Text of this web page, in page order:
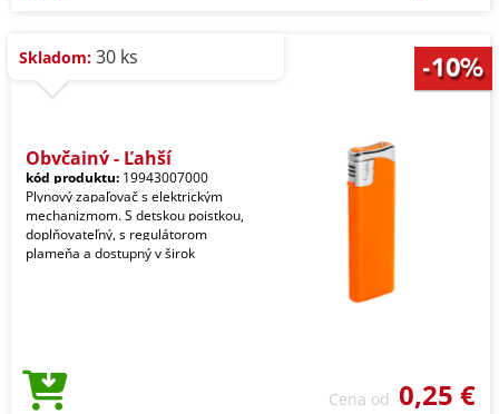
Skladom: 30 ks
Obyčajný - Ľahší
kód produktu: 19943007000
Plynový zapaľovač s elektrickým
mechanizmom. S detskou poistkou,
doplňovateľný, s regulátorom
plameňa a dostupný v širok
Cena od 0,25 €